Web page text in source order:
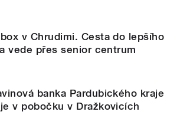
v Chrudimi. Cesta do lepšího
vede přes senior centrum
banka Pardubického kraje
v pobočku v Dražkovicích